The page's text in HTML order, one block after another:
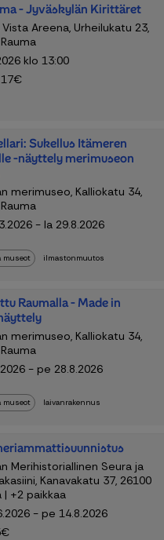
- Jyväskylän Kirittäret
Areena, Urheilukatu 23,
klo 13:00
Sukellus Itämeren
-näyttely merimuseon
merimuseo, Kalliokatu 34,
- la 29.8.2026
museot ilmastonmuutos
Raumalla - Made in
merimuseo, Kalliokatu 34,
- pe 28.8.2026
museot laivanrakennus
Merihistoriallinen Seura ja
Kanavakatu 37, 26100
| +2 paikkaa
- pe 14.8.2026